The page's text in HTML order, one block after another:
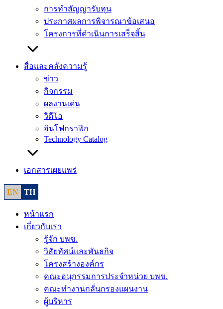
การทำสัญญารับทุน
ประกาศผลการพิจารณาข้อเสนอ
โครงการที่ดำเนินการเสร็จสิ้น
สื่อและคลังความรู้
ข่าว
กิจกรรม
ผลงานเด่น
วิดีโอ
อินโฟกราฟิก
Technology Catalog
เอกสารเผยแพร่
EN TH
หน้าแรก
เกี่ยวกับเรา
รู้จัก บพข.
วิสัยทัศน์และพันธกิจ
โครงสร้างองค์กร
คณะอนุกรรมการประจำหน่วย บพข.
คณะทำงานกลั่นกรองแผนงาน
ผู้บริหาร